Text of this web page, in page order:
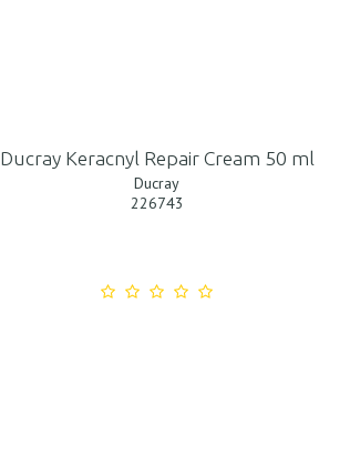
Ducray Keracnyl Repair Cream 50 ml
Ducray
226743